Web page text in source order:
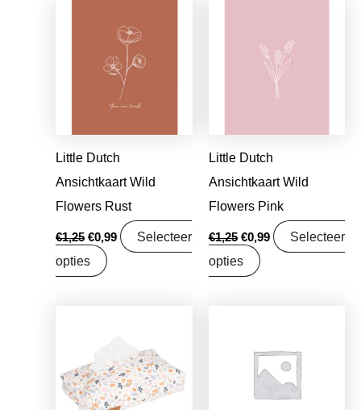
Little Dutch
Ansichtkaart Wild
Flowers Rust
€1,25 €0,99
is:
€0,99.
Selecteer
opties
Little Dutch
Ansichtkaart Wild
Flowers Pink
€1,25
€1,25.
€0,99
€0,99.
Selecteer
opties
€17,99.€14,21.
€16,99.€13,42.